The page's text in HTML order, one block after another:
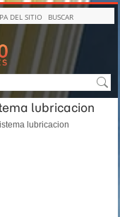
DEL SITIO BUSCAR
lubricacion
lubricacion